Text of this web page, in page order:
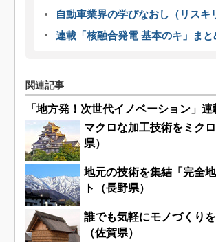
自動車業界の学びなおし（リスキ
連載「核融合発電 基本のキ」まと
関連記事
「地方発！次世代イノベーション」連
マクロな加工技術をミク
県）
地元の技術を集結「完全
ト（長野県）
誰でも気軽にモノづくり
（佐賀県）